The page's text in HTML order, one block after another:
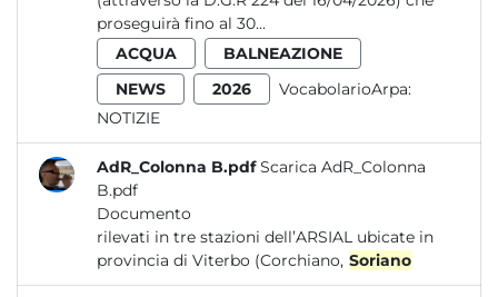
proseguirà fino al 30...
ACQUA
BALNEAZIONE
NEWS
2026
VocabolarioArpa:
NOTIZIE
AdR_Colonna B.pdf Scarica AdR_Colonna
B.pdf
Documento
rilevati in tre stazioni dell’ARSIAL ubicate in
provincia di Viterbo (Corchiano, Soriano